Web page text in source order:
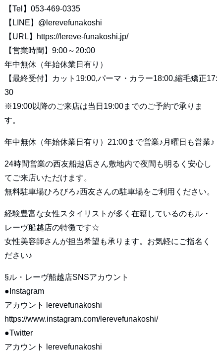
【Tel】053-469-0335
【LINE】 @lerevefunakoshi
【URL】
https://lereve-funakoshi.jp/
【営業時間】9:00～20:00
年中無休（年始休業日有り）
【最終受付】カット19:00,パーマ・カラー18:00,縮毛矯正17:
30
※19:00以降のご来店は当日19:00までのご予約で承りま
す。
年中無休（年始休業日有り）21:00まで営業♪月曜日も営業♪
24時間営業の西友船越店さん敷地内で夜間も明るく安心し
てご来店いただけます。
無料駐車場ひろびろ♪西友さんの駐車場をご利用ください。
経験豊富な女性スタイリストが多く在籍しているのもル・
レーヴ船越店の特徴です☆
女性美容師さんが担当希望も承ります。お気軽にご指名く
ださい♪
§ル・レーヴ船越店SNSアカウント
●Instagram
アカウント lerevefunakoshi
https://www.instagram.com/lerevefunakoshi/
●Twitter
アカウント lerevefunakoshi